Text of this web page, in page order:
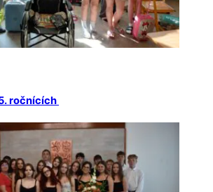
ročnících